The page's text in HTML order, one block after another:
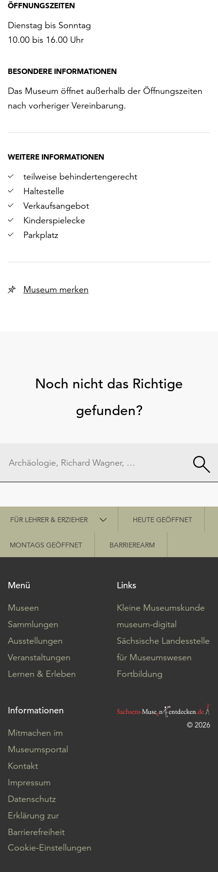
ÖFFNUNGSZEITEN
Dienstag bis Sonntag
10.00 bis 16.00 Uhr
BESONDERE INFORMATIONEN
Das Museum öffnet außerhalb der Öffnungszeiten
nach vorheriger Vereinbarung.
WEITERE INFORMATIONEN
teilweise behindertengerecht
Haltestelle
Verkaufsangebot
Kinderspielecke
Parkplatz
Museum merken
Noch nicht das Richtige
gefunden?
Schnellzugriff
FÜR LEHRER & ERZIEHER HEUTE GEÖFFNET
MONTAGS GEÖFFNET BARRIEREARM
Menü
Museen
Sammlungen
Ausstellungen
Veranstaltungen
Lernen & Erleben
Links
Kleine Museumskunde
museum-digital
Sächsische Landesstelle
für Museumswesen
Fortbildung
Informationen
Mitmachen im
Museumsportal
Kontakt
Impressum
Datenschutz
Erklärung zur
Barrierefreiheit
Cookie-Einstellungen
© 2026